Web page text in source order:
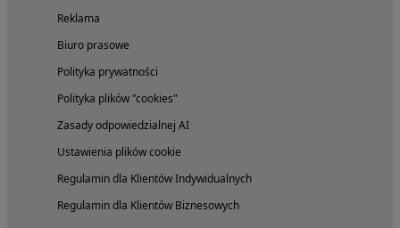
Reklama
Biuro prasowe
Polityka prywatności
Polityka plików "cookies"
Zasady odpowiedzialnej AI
Ustawienia plików cookie
Regulamin dla Klientów Indywidualnych
Regulamin dla Klientów Biznesowych